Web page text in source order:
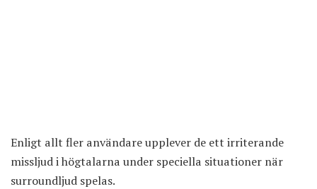
Enligt allt fler användare upplever de ett irriterande
missljud i högtalarna under speciella situationer när
surroundljud spelas.